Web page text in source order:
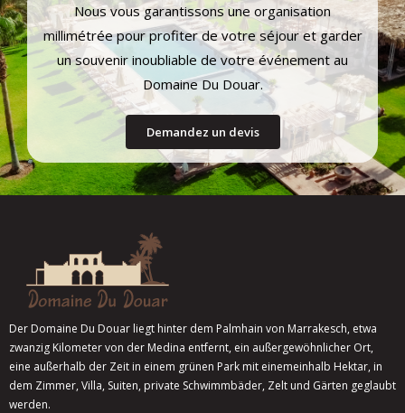
Nous vous garantissons une organisation
millimétrée pour profiter de votre séjour et garder
un souvenir inoubliable de votre événement au
Domaine Du Douar.
Demandez un devis
Der Domaine Du Douar liegt hinter dem Palmhain von Marrakesch, etwa
zwanzig Kilometer von der Medina entfernt, ein außergewöhnlicher Ort,
eine außerhalb der Zeit in einem grünen Park mit einemeinhalb Hektar, in
dem Zimmer, Villa, Suiten, private Schwimmbäder, Zelt und Gärten geglaubt
werden.